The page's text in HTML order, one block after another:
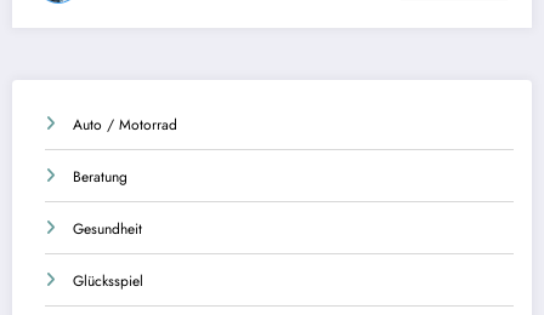
Auto / Motorrad
Beratung
Gesundheit
Glücksspiel